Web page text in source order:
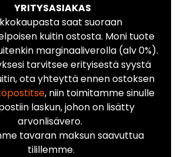
YRITYSASIAKAS
saat suoraan
kuitin ostosta. Moni tuote
marginaaliverolla (alv 0%).
tarvitsee erityisestä syystä
ota yhteyttä ennen ostoksen
, niin toimitamme sinulle
laskun, johon on lisätty
arvonlisävero.
tavaran maksun saavuttua
tilillemme.